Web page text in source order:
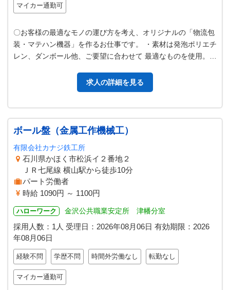
マイカー通勤可
〇お客様の最適なモノの運び方を考え、オリジナルの「物流包
装・マテハン機器」を作るお仕事です。 ・素材は発泡ポリエチ
レン、ダンボール他、ご要望に合わせて 最適なものを使用。
求人の詳細を見る
ボール盤（金属工作機械工）
有限会社カナジ鉄工所
石川県かほく市松浜イ２番地２
ＪＲ七尾線 横山駅から徒歩10分
パート労働者
時給 1090円 ～ 1100円
ハローワーク 金沢公共職業安定所 津幡分室
採用人数：1人 受理日： 2026年08月06日 有効期限： 2026
年08月06日
経験不問 学歴不問 時間外労働なし 転勤なし
マイカー通勤可